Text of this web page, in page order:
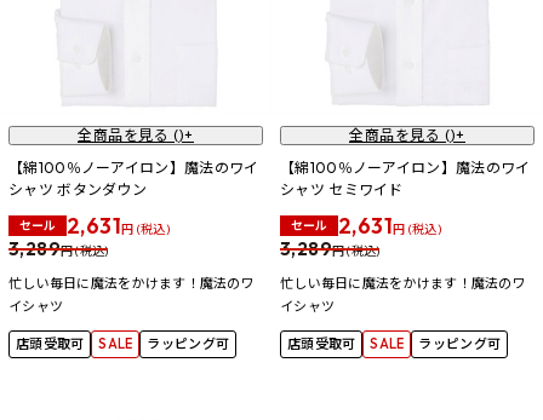
全商品を見る ()+
【綿100％ノーアイロン】魔法のワイ
シャツ ボタンダウン
セール 2,631円 (税込)
3,289円 (税込)
忙しい毎日に魔法をかけます！魔法のワ
イシャツ
店頭受取可 SALE ラッピング可
全商品を見る ()+
【綿100％ノーアイロン】魔法のワイ
シャツ セミワイド
セール 2,631円 (税込)
3,289円 (税込)
忙しい毎日に魔法をかけます！魔法のワ
イシャツ
店頭受取可 SALE ラッピング可